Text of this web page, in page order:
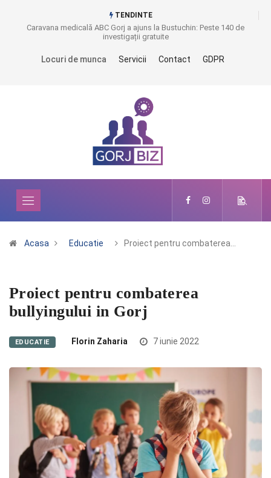
TENDINTE
Caravana medicală ABC Gorj a ajuns la Bustuchin: Peste 140 de
investigații gratuite
Locuri de munca Servicii Contact GDPR
Acasa Educatie Proiect pentru combaterea…
Proiect pentru combaterea
bullyingului in Gorj
EDUCATIE Florin Zaharia 7 iunie 2022